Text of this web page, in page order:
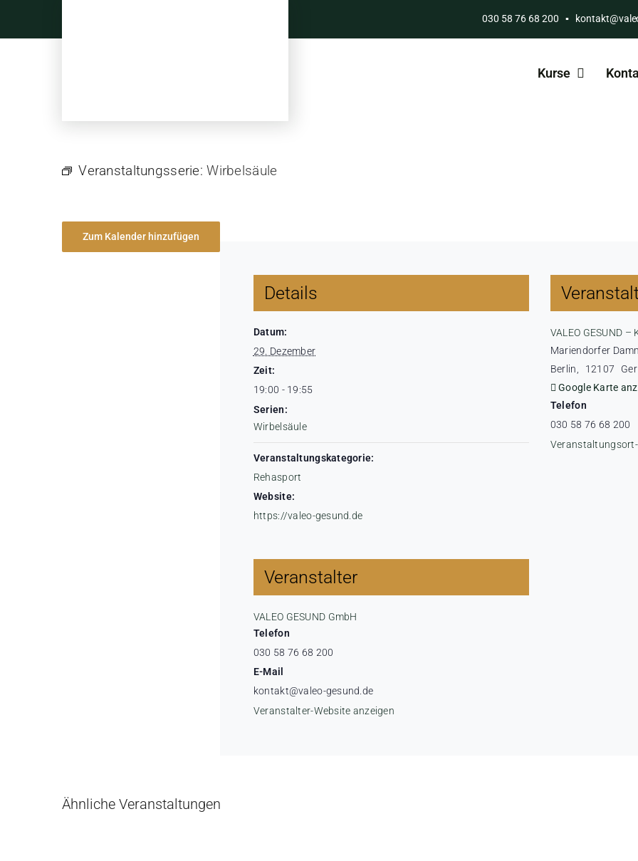
030 58 76 68 200 ▪
Kurse
Veranstaltungsserie:Wirbelsäule
Zum Kalender hinzufügen
Details
Datum:
29. Dezember
Zeit:
19:00 - 19:55
Serien:
Wirbelsäule
Veranstaltungskategorie:
Rehasport
Website:
https://valeo-gesund.de
Veranstalter
VALEO GESUND GmbH
Telefon
030 58 76 68 200
E-Mail
kontakt@valeo-gesund.de
Veranstalter-Website anzeigen
VALEO GESUND –
Mariendorfer
Berlin
12107
Google Karte
Telefon
030 58 76 68 200
Ähnliche Veranstaltungen